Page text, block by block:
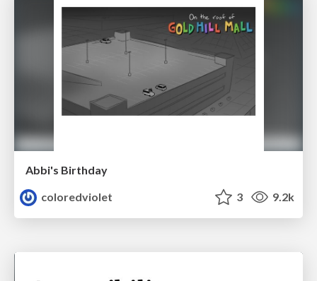
Abbi's Birthday
coloredviolet
3 9.2k